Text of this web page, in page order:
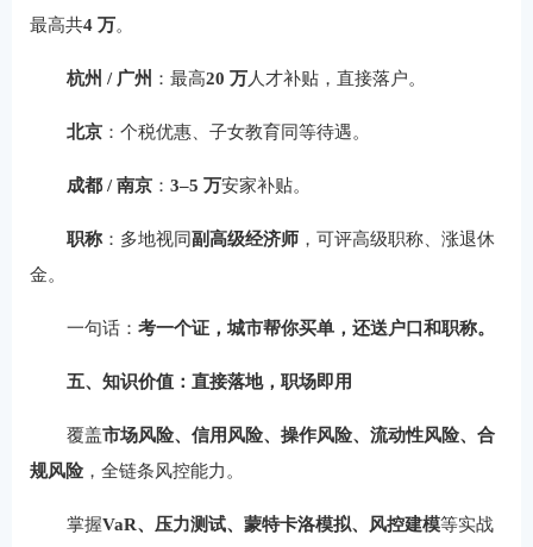
最高共4 万。
杭州 / 广州 ：最高20 万人才补贴，直接落户。
北京：个税优惠、子女教育同等待遇。
成都 / 南京： 3–5 万安家补贴。
职称：多地视同副高级经济师，可评高级职称、涨退休
金。
一句话： 考一个证，城市帮你买单，还送户口和职称。
五、知识价值：直接落地，职场即用
覆盖市场风险、信用风险、操作风险、流动性风险、合
规风险，全链条风控能力。
掌握VaR、压力测试、蒙特卡洛模拟、风控建模等实战